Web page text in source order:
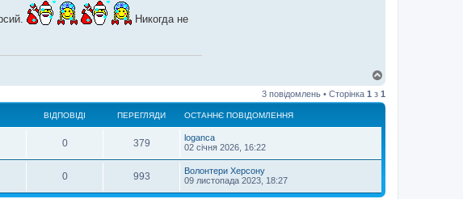
Никогда не
г
о
3 повідомлень • Сторінка 1 з 1
ВІДПОВІДІ ПЕРЕГЛЯДИ ОСТАННЄ ПОВІДОМЛЕННЯ
0 379
loganca
02 січня 2026, 16:22
0 993
Волонтери Херсону
09 листопада 2023, 18:27